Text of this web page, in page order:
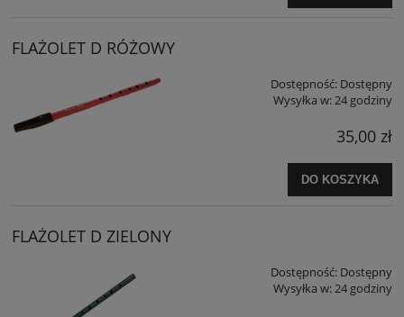
FLAŻOLET D RÓŻOWY
Dostępność: Dostępny
Wysyłka w:24 godziny
35,00 zł
DO KOSZYKA
FLAŻOLET D ZIELONY
Dostępność: Dostępny
Wysyłka w:24 godziny